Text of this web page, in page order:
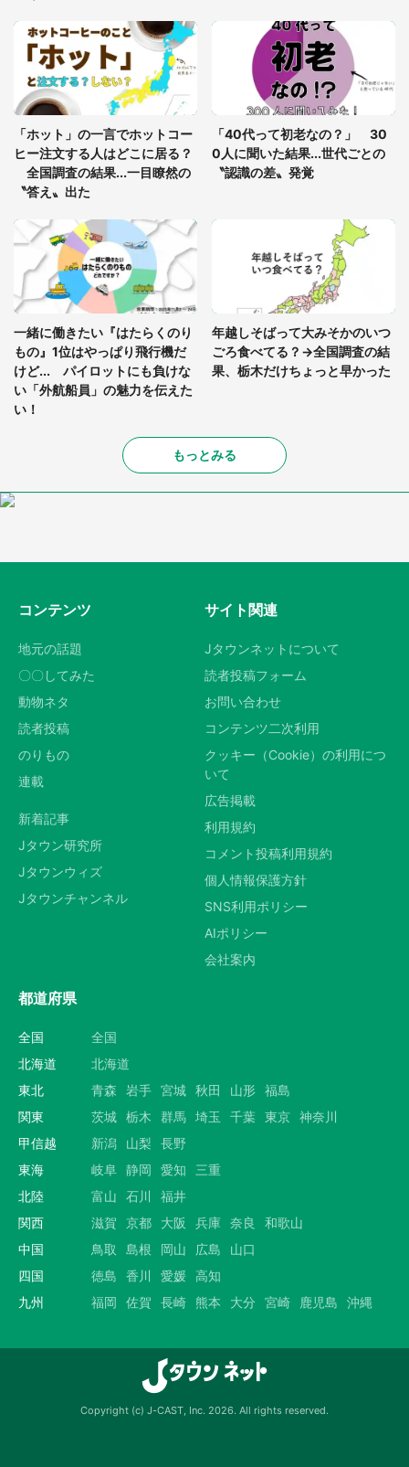
っ暗な道で遭難状態。なんとか見つけた民家に助け
を求めると、住人の男性が...」
「孫にあげると思って、あなたにこれをあげる」
真夏の山道で見知らぬお婆さんに握らされたもの
（山口県・30代女性）
「ホット」の一言でホットコー
ヒー注文する人はどこに居る？
全国調査の結果...一目瞭然の
〝答え〟出た
「40代って初老なの？」 30
0人に聞いた結果...世代ごとの
〝認識の差〟発覚
一緒に働きたい『はたらくのり
もの』1位はやっぱり飛行機だ
けど... パイロットにも負けな
い「外航船員」の魅力を伝えた
い！
年越しそばって大みそかのいつ
ごろ食べてる？→全国調査の結
果、栃木だけちょっと早かった
もっとみる
コンテンツ
地元の話題
〇〇してみた
動物ネタ
読者投稿
のりもの
連載
新着記事
Jタウン研究所
Jタウンウィズ
Jタウンチャンネル
サイト関連
Jタウンネットについて
読者投稿フォーム
お問い合わせ
コンテンツ二次利用
クッキー（Cookie）の利用につ
いて
広告掲載
利用規約
コメント投稿利用規約
個人情報保護方針
SNS利用ポリシー
AIポリシー
会社案内
都道府県
全国
全国
北海道
北海道
東北
青森 岩手 宮城 秋田 山形 福島
関東
茨城 栃木 群馬 埼玉 千葉 東京 神奈川
甲信越
新潟 山梨
長野
東海
岐阜 静岡 愛知
三重
北陸
富山 石川
福井
関西
滋賀 京都 大阪 兵庫 奈良
和歌山
中国
鳥取 島根 岡山 広島
山口
四国
徳島 香川 愛媛 高知
九州
福岡 佐賀 長崎 熊本 大分 宮崎 鹿児島 沖縄
Copyright (c) J-CAST, Inc. 2026. All rights reserved.